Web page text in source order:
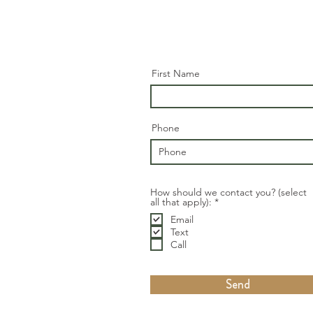
First Name
Phone
How should we contact you? (select
all that apply): *B
Email
Text
Call
Send